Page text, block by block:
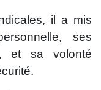
il a mis
ses
et sa volonté